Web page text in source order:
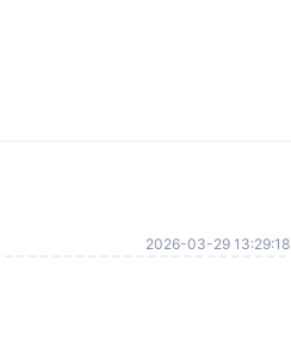
2026-03-29 13:29:18